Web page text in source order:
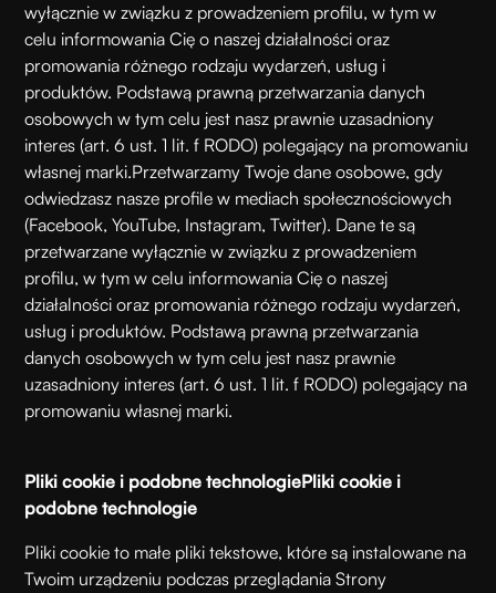
wyłącznie w związku z prowadzeniem profilu, w tym w
celu informowania Cię o naszej działalności oraz
promowania różnego rodzaju wydarzeń, usług i
produktów. Podstawą prawną przetwarzania danych
osobowych w tym celu jest nasz prawnie uzasadniony
interes (art. 6 ust. 1 lit. f RODO) polegający na promowaniu
własnej marki.Przetwarzamy Twoje dane osobowe, gdy
odwiedzasz nasze profile w mediach społecznościowych
(Facebook, YouTube, Instagram, Twitter). Dane te są
przetwarzane wyłącznie w związku z prowadzeniem
profilu, w tym w celu informowania Cię o naszej
działalności oraz promowania różnego rodzaju wydarzeń,
usług i produktów. Podstawą prawną przetwarzania
danych osobowych w tym celu jest nasz prawnie
uzasadniony interes (art. 6 ust. 1 lit. f RODO) polegający na
promowaniu własnej marki.
Pliki cookie i podobne technologiePliki cookie i
podobne technologie
Pliki cookie to małe pliki tekstowe, które są instalowane na
Twoim urządzeniu podczas przeglądania Strony